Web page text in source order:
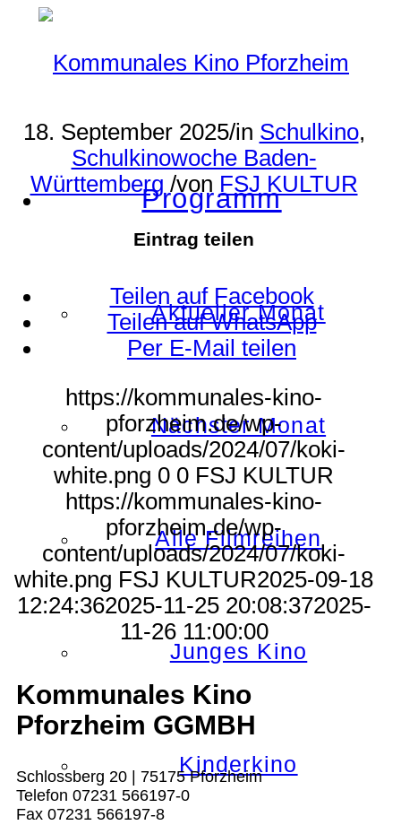
Programm
Aktueller Monat
Nächster Monat
Alle Filmreihen
Junges Kino
Kinderkino
18. September 2025/in Schulkino,
Schulkinowoche Baden-
Württemberg /von FSJ KULTUR
Eintrag teilen
Teilen auf Facebook
Teilen auf WhatsApp
Per E-Mail teilen
https://kommunales-kino-
pforzheim.de/wp-
content/uploads/2024/07/koki-
white.png 0 0 FSJ KULTUR
https://kommunales-kino-
pforzheim.de/wp-
content/uploads/2024/07/koki-
white.png FSJ KULTUR2025-09-18
12:24:362025-11-25 20:08:372025-
11-26 11:00:00
Kommunales Kino
Pforzheim GGMBH
Schlossberg 20 | 75175 Pforzheim
Telefon 07231 566197-0
Fax 07231 566197-8